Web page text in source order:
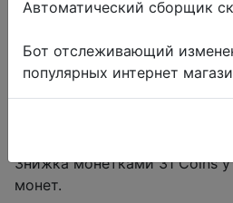
Перейти в
Знижка монетками 31 Coins у
монет.
Автоматический сборщик
Бот отслеживающий
популярных интернет